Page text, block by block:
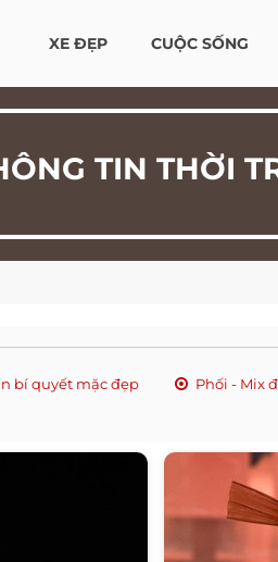
XE ĐẸP CUỘC SỐNG
TIN THỜI
bí quyết mặc đẹp Phối - Mix